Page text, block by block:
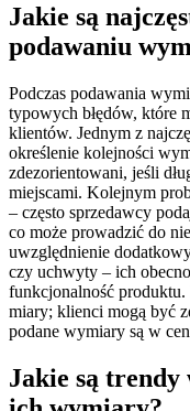
Jakie są
podawaniu
Podczas podawania
typowych błędów, które
klientów. Jednym z
określenie kolejności
zdezorientowani, jeśli
miejscami. Kolejnym
– często sprzedawcy
co może prowadzić do
uwzględnienie
czy uchwyty – ich
funkcjonalność produktu.
miary; klienci mogą być
podane wymiary są w
Jakie są